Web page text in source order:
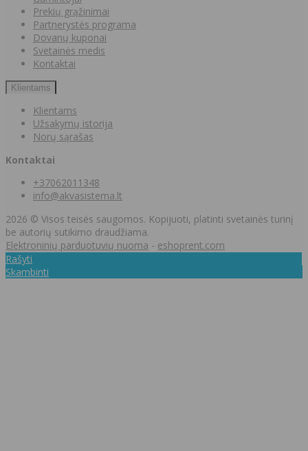
Prekių grąžinimai
Partnerystės programa
Dovanų kuponai
Svetainės medis
Kontaktai
Klientams
Klientams
Užsakymų istorija
Norų sąrašas
Kontaktai
+37062011348
info@akvasistema.lt
2026 © Visos teisės saugomos. Kopijuoti, platinti svetainės turinį
be autorių sutikimo draudžiama.
Elektroninių parduotuvių nuoma - eshoprent.com
Rašyti
Skambinti